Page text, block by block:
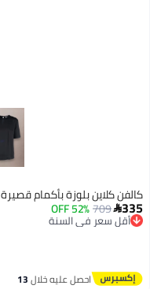
كالفن كلاين بلوزة بأكمام قصيرة
335
709
52% OFF
أقل سعر في السنة
توصيل مجاني
أقل سعر في السنة
احصل عليه خلال13